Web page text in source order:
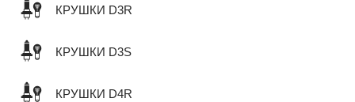
КРУШКИ D3R
КРУШКИ D3S
КРУШКИ D4R